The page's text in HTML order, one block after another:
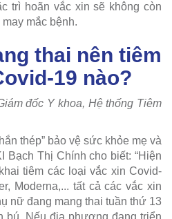
trì hoãn vắc xin sẽ không còn
mắc bệnh.
thai nên tiêm
19 nào?
đốc Y khoa, Hệ thống Tiêm
thép” bảo vệ sức khỏe mẹ và
Bạch Thị Chính cho biết: “Hiện
tiêm các loại vắc xin Covid-
Moderna,... tất cả các vắc xin
nữ đang mang thai tuần thứ 13